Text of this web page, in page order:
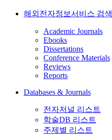
해외전자정보서비스 검색
Academic Journals
Ebooks
Dissertations
Conference Materials
Reviews
Reports
Databases & Journals
전자저널 리스트
학술DB 리스트
주제별 리스트